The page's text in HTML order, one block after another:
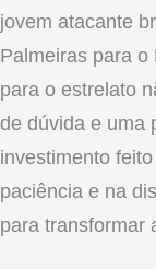
jovem atacante
Palmeiras para
para o estrelato
de dúvida e uma
investimento
paciência e na
para transformar